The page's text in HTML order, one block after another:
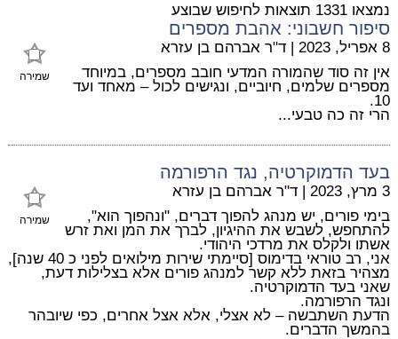
נמצאו 1331 תוצאות לחיפוש שבוצע
סיפור חשבוני: אהבת מספרים
שמירה
8 אפריל, 2023 | ד"ר אברהם בן עזרא
אין זה סוד שהמורה המדעי חובב מספרים, במיוחד
מספרים שלמים, חיוביים, ונגישים לכול – מאחד ועד
10.
הרי זה כה טבעי...
בעד הדמוקרטיה, נגד הרפורמה
שמירה
3 מרץ, 2023 | ד"ר אברהם בן עזרא
בימי פורים, יש מנהג להפוך דברים, "ונהפוך הוא",
להתחפש, לשבש את ההיגיון, לברך את המן ואת זרש
אשתו ולקלס את מרדכי היהודי.
אני, רב טוראי בדימוס [סיימתי שירות מילואים לפני כ 40 שנה],
מצהיר בזאת ללא קשר למנהג פורים אלא בצלילות דעת,
שאני בעד הדמוקרטיה.
ונגד הרפורמה.
הדעת השתבשה – לא אצלי, אלא אצל אחרים, כפי שיובהר
בהמשך הדברים.